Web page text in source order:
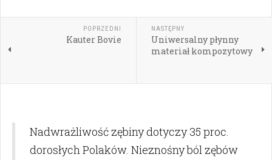
POPRZEDNI
Kauter Bovie
NASTĘPNY
Uniwersalny płynny
materiał kompozytowy
Nadwrażliwość zębiny dotyczy 35 proc.
dorosłych Polaków. Nieznośny ból zębów